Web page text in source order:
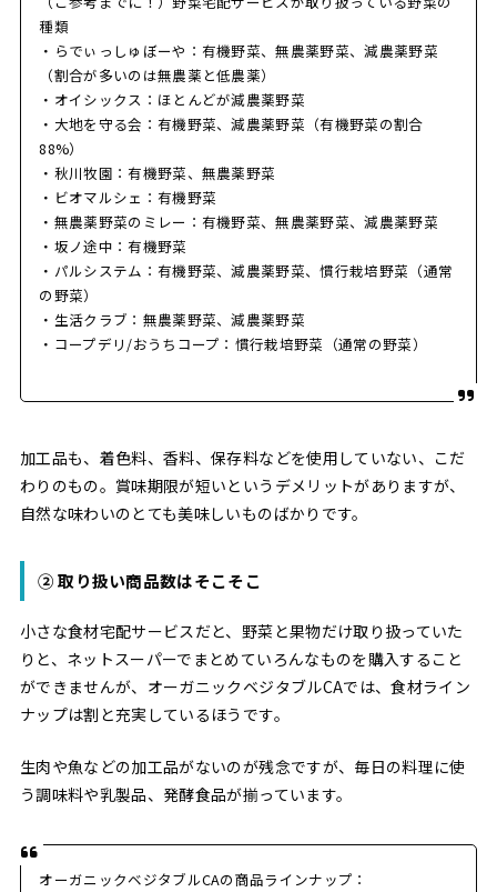
種類
・らでぃっしゅぼーや：有機野菜、無農薬野菜、減農薬野菜
（割合が多いのは無農薬と低農薬）
・オイシックス：ほとんどが減農薬野菜
・大地を守る会：有機野菜、減農薬野菜（有機野菜の割合
88%）
・秋川牧園：有機野菜、無農薬野菜
・ビオマルシェ：有機野菜
・無農薬野菜のミレー：有機野菜、無農薬野菜、減農薬野菜
・坂ノ途中：有機野菜
・パルシステム：有機野菜、減農薬野菜、慣行栽培野菜（通常
の野菜）
・生活クラブ：無農薬野菜、減農薬野菜
・コープデリ/おうちコープ：慣行栽培野菜（通常の野菜）
加工品も、着色料、香料、保存料などを使用していない、こだ
わりのもの。賞味期限が短いというデメリットがありますが、
自然な味わいのとても美味しいものばかりです。
② 取り扱い商品数はそこそこ
小さな食材宅配サービスだと、野菜と果物だけ取り扱っていた
りと、ネットスーパーでまとめていろんなものを購入すること
ができませんが、オーガニックベジタブルCAでは、食材ライン
ナップは割と充実しているほうです。
生肉や魚などの加工品がないのが残念ですが、毎日の料理に使
う調味料や乳製品、発酵食品が揃っています。
オーガニックベジタブルCAの商品ラインナップ：